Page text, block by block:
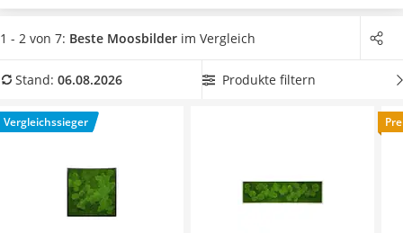
Aktenvernichter Sicherheitsstufe 4
Bettgitter
Topper 100 x 200
Höhenverstellbarer Schreibtisch
Matratze 90 x 200 cm
Platz zu beanspruchen. Es gibt verschiedene Arten vonMoos,
anderen Pflanzen oder auch Holz, die Ihnen eine individuelle
Vergleichstabelle finden Sie verschiedene Moosbilder
Moosbilder für eine besonders einfache Montage
. Überzeugt
hat uns hier im August 2026 besonders das Modell
1 - 2 von 7: Beste Moosbilder im Vergleich
Stand: 06.08.2026 Produkte filtern
Vergleichssieger